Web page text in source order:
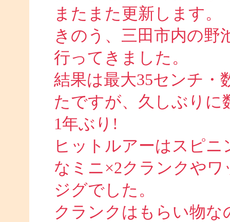
またまた更新します。
きのう、三田市内の野
行ってきました。
結果は最大35センチ・
たですが、久しぶりに
1年ぶり!
ヒットルアーはスピ
なミニ×2クランクや
ジグでした。
クランクはもらい物